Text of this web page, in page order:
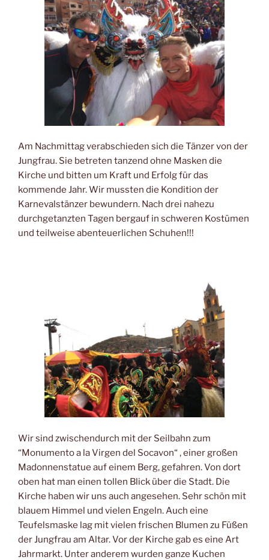
Am Nachmittag verabschieden sich die Tänzer von der
Jungfrau. Sie betreten tanzend ohne Masken die
Kirche und bitten um Kraft und Erfolg für das
kommende Jahr. Wir mussten die Kondition der
Karnevalstänzer bewundern. Nach drei nahezu
durchgetanzten Tagen bergauf in schweren Kostümen
und teilweise abenteuerlichen Schuhen!!!
Wir sind zwischendurch mit der Seilbahn zum
“Monumento a la Virgen del Socavon“ , einer großen
Madonnenstatue auf einem Berg, gefahren. Von dort
oben hat man einen tollen Blick über die Stadt. Die
Kirche haben wir uns auch angesehen. Sehr schön mit
blauem Himmel und vielen Engeln. Auch eine
Teufelsmaske lag mit vielen frischen Blumen zu Füßen
der Jungfrau am Altar. Vor der Kirche gab es eine Art
Jahrmarkt. Unter anderem wurden ganze Kuchen